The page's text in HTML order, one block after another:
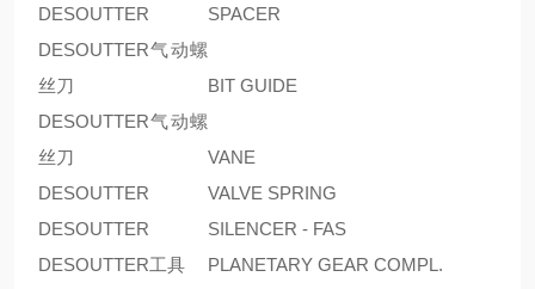
DESOUTTER
SPACER
DESOUTTER气动螺
丝刀
BIT GUIDE
DESOUTTER气动螺
丝刀
VANE
DESOUTTER
VALVE SPRING
DESOUTTER
SILENCER - FAS
DESOUTTER工具
PLANETARY GEAR COMPL.